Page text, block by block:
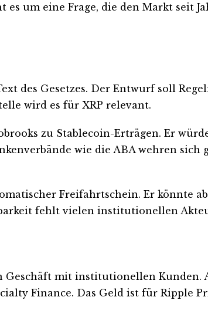
es um eine Frage, die den Markt
des Gesetzes. Der Entwurf soll
wird es für XRP relevant.
zu Stablecoin-Erträgen. Er
wie die ABA wehren sich
Freifahrtschein. Er könnte
fehlt vielen institutionellen
mit institutionellen Kunden.
Finance. Das Geld ist für Ripple